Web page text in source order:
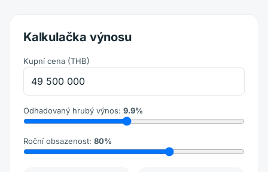
Kalkulačka výnosu
Kupní cena (THB)
Odhadovaný hrubý výnos: 9.9%
Roční obsazenost: 80%